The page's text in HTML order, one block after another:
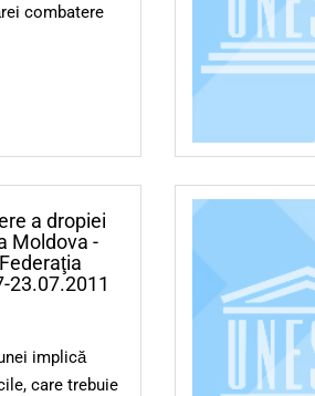
combatere
a dropiei
Moldova -
23.07.2011
implică
care trebuie